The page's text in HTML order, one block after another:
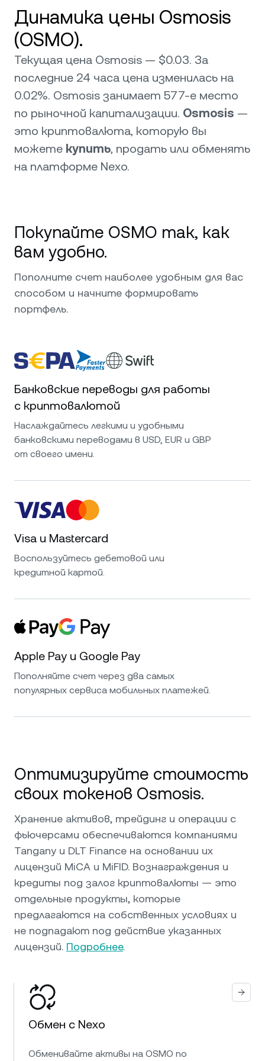
Динамика цены Osmosis
(OSMO).
Текущая цена Osmosis — $0.03. За
последние 24 часа цена изменилась на
0.02%. Osmosis занимает 577-е место
по рыночной капитализации. Osmosis —
это криптовалюта, которую вы
можете купить, продать или обменять
на платформе Nexo.
Покупайте OSMO так, как
вам удобно.
Пополните счет наиболее удобным для вас
способом и начните формировать
портфель.
Банковские переводы для работы
с криптовалютой
Наслаждайтесь легкими и удобными
банковскими переводами в USD, EUR и GBP
от своего имени.
Visa и Mastercard
Воспользуйтесь дебетовой или
кредитной картой.
Apple Pay и Google Pay
Пополняйте счет через два самых
популярных сервиса мобильных платежей.
Оптимизируйте стоимость
своих токенов Osmosis.
Хранение активов, трейдинг и операции с
фьючерсами обеспечиваются компаниями
Tangany и DLT Finance на основании их
лицензий MiCA и MiFID. Вознаграждения и
кредиты под залог криптовалюты — это
отдельные продукты, которые
предлагаются на собственных условиях и
не подпадают под действие указанных
лицензий. Подробнее.
Обмен с Nexo
Обменивайте активы на OSMO по